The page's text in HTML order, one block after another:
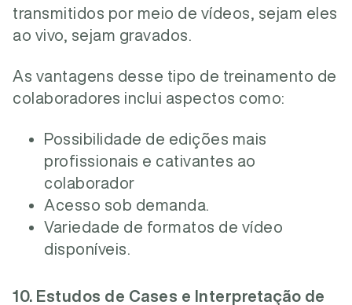
transmitidos por meio de vídeos, sejam eles
ao vivo, sejam gravados.
As vantagens desse tipo de treinamento de
colaboradores inclui aspectos como:
Possibilidade de edições mais
profissionais e cativantes ao
colaborador
Acesso sob demanda.
Variedade de formatos de vídeo
disponíveis.
10. Estudos de Cases e Interpretação de